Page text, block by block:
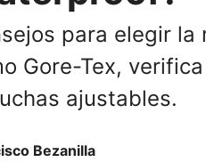
para elegir
Gore-Tex,
ajustables.
Bezanilla